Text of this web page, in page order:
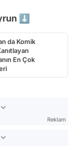
⬇️
da Komik
En Çok
Reklam